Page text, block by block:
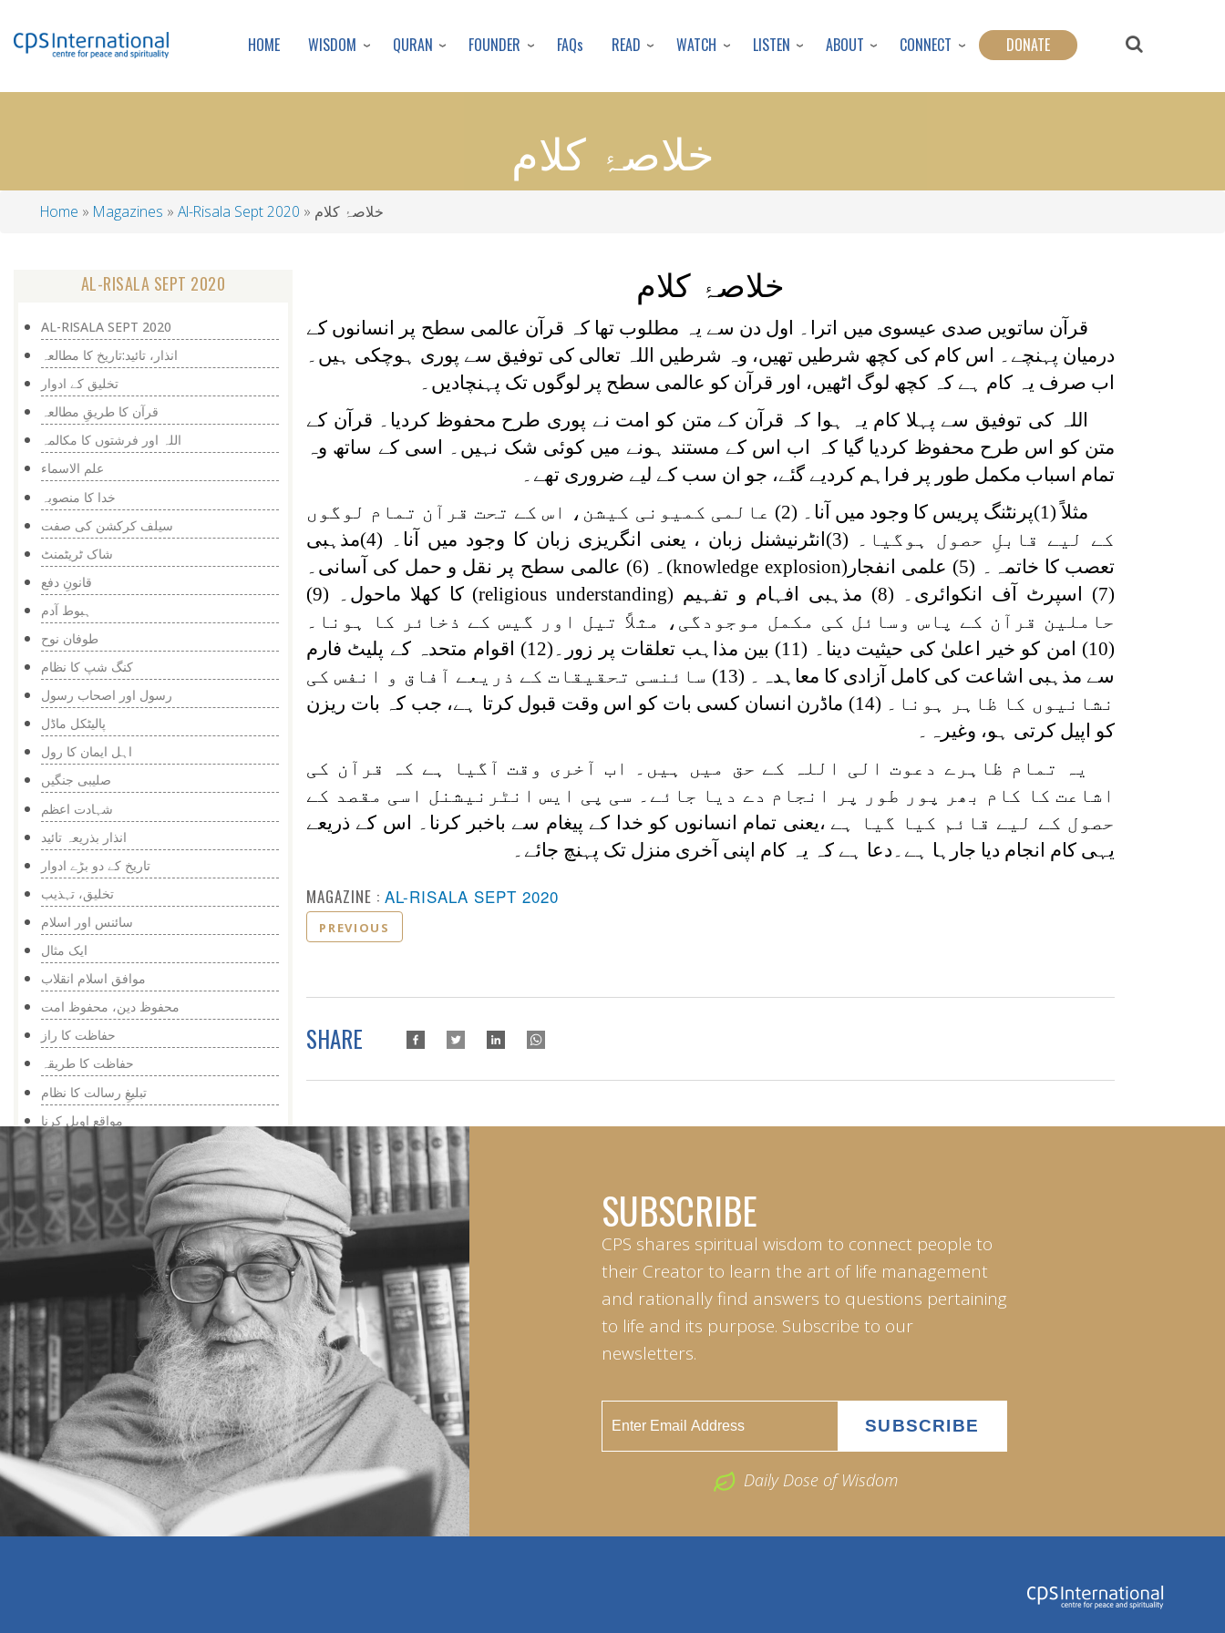
to
content
HOME WISDOM QURAN FOUNDER FAQs READ WATCH LISTEN ABOUT CONNECT DONATE
خلاصۂ کلام
Breadcrumb
Home Magazines Al-Risala Sept 2020 خلاصۂ کلام
خلاصۂ کلام
قرآن ساتویں صدی عیسوی میں اترا۔ اول دن سے یہ مطلوب تھا کہ قرآن عالمی سطح پر انسانوں کے
درمیان پہنچے۔ اس کام کی کچھ شرطیں تھیں، وہ شرطیں اللہ تعالی کی توفیق سے پوری ہوچکی ہیں۔
اب صرف یہ کام ہے کہ کچھ لوگ اٹھیں، اور قرآن کو عالمی سطح پر لوگوں تک پہنچادیں۔
اللہ کی توفیق سے پہلا کام یہ ہوا کہ قرآن کے متن کو امت نے پوری طرح محفوظ کردیا۔ قرآن کے
متن کو اس طرح محفوظ کردیا گیا کہ اب اس کے مستند ہونے میں کوئی شک نہیں۔ اسی کے ساتھ وہ
تمام اسباب مکمل طور پر فراہم کردیے گئے، جو ان سب کے لیے ضروری تھے۔
مثلاً (1)پرنٹنگ پریس کا وجود میں آنا۔ (2) عالمی کمیونی کیشن، اس کے تحت قرآن تمام لوگوں
کے لیے قابلِ حصول ہوگیا۔ (3)انٹرنیشنل زبان ، یعنی انگریزی زبان کا وجود میں آنا۔ (4)مذہبی
تعصب کا خاتمہ۔ (5) علمی انفجار(
knowledge explosion
)۔ (6) عالمی سطح پر نقل و حمل کی آسانی۔
(7) اسپرٹ آف انکوائری۔ (8) مذہبی افہام و تفہیم (
religious understanding
) کا کھلا ماحول۔ (9)
حاملین قرآن کے پاس وسائل کی مکمل موجودگی، مثلاً تیل اور گیس کے ذخائر کا ہونا۔
(10) امن کو خیر اعلیٰ کی حیثیت دینا۔ (11) بین مذاہب تعلقات پر زور۔(12) اقوام متحدہ کے پلیٹ فارم
سے مذہبی اشاعت کی کامل آزادی کا معاہدہ۔ (13) سائنسی تحقیقات کے ذریعے آفاق و انفس کی
نشانیوں کا ظاہر ہونا۔ (14) ماڈرن انسان کسی بات کو اس وقت قبول کرتا ہے، جب کہ بات ریزن
کو اپیل کرتی ہو، وغیرہ۔
یہ تمام ظاہرے دعوت الی اللہ کے حق میں ہیں۔ اب آخری وقت آگیا ہے کہ قرآن کی
اشاعت کا کام بھر پور طور پر انجام دے دیا جائے۔ سی پی ایس انٹرنیشنل اسی مقصد کے
حصول کے لیے قائم کیا گیا ہے ،یعنی تمام انسانوں کو خدا کے پیغام سے باخبر کرنا۔ اس کے ذریعے
یہی کام انجام دیا جارہا ہے۔دعا ہے کہ یہ کام اپنی آخری منزل تک پہنچ جائے۔
MAGAZINE : AL-RISALA SEPT 2020
PREVIOUS
SHARE
AL-RISALA SEPT 2020
AL-RISALA SEPT 2020
انذار، تائید:تاریخ کا مطالعہ
تخلیق کے ادوار
قرآن کا طریقِ مطالعہ
اللہ اور فرشتوں کا مکالمہ
علم الاسماء
خدا کا منصوبہ
سیلف کرکشن کی صفت
شاک ٹریٹمنٹ
قانونِ دفع
ہبوط آدم
طوفان نوح
کنگ شپ کا نظام
رسول اور اصحاب رسول
پالیٹکل ماڈل
اہل ایمان کا رول
صلیبی جنگیں
شہادت اعظم
انذار بذریعہ تائید
تاریخ کے دو بڑے ادوار
تخلیق، تہذیب
سائنس اور اسلام
ایک مثال
موافق اسلام انقلاب
محفوظ دین، محفوظ امت
حفاظت کا راز
حفاظت کا طریقہ
تبلیغِ رسالت کا نظام
مواقع اویل کرنا
حضرت یوسف کی مثال
رسول اللہ کا طریقِ کار
سیکولر دنیا کی مثال
یہود کی مثال
ڈی لنکنگ کا اصول
دورِ امن کی طرف
امن کی اشاعت
تعلیم، قدیم اور جدید
شیطان کا چیلنج
تبیینِ حق کا دور
عصری اسلوب میں دعوت
خلاصۂ کلام
SUBSCRIBE
CPS shares spiritual wisdom to connect people to
their Creator to learn the art of life management
and rationally find answers to questions pertaining
to life and its purpose. Subscribe to our
newsletters.
Daily Dose of Wisdom